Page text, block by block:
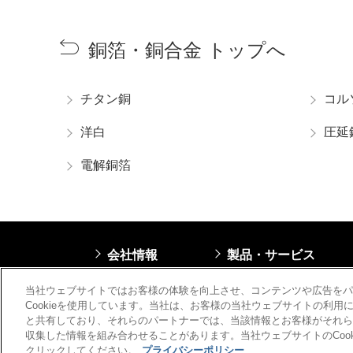
銅箔・銅合金 トップへ
チタン銅 コル
洋白 圧延
電解銅箔
会社情報 製品・サービス
プライバシーポリシ
当社ウェブサイトではお客様の体験を向上させ、コンテンツや広告を
Cookieを使用しています。当社は、お客様の当社ウェブサイトの利用
と共有しており、それらのパートナーでは、当該情報とお客様がそれ
収集した情報を組み合わせることがあります。当社ウェブサイトの
クリックしてください。
プライバシーポリシー